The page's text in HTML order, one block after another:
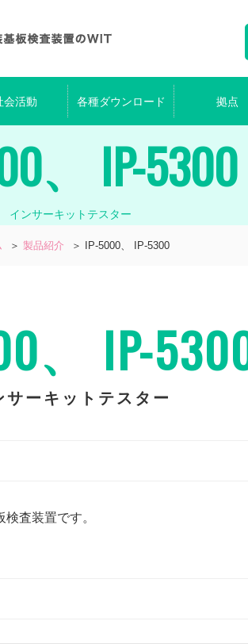
会活動 各種ダウンロード 拠点
、 IP-5300
インサーキットテスター
＞ 製品紹介 ＞ IP-5000、 IP-5300
、 IP-
サーキットテスター
査装置です。